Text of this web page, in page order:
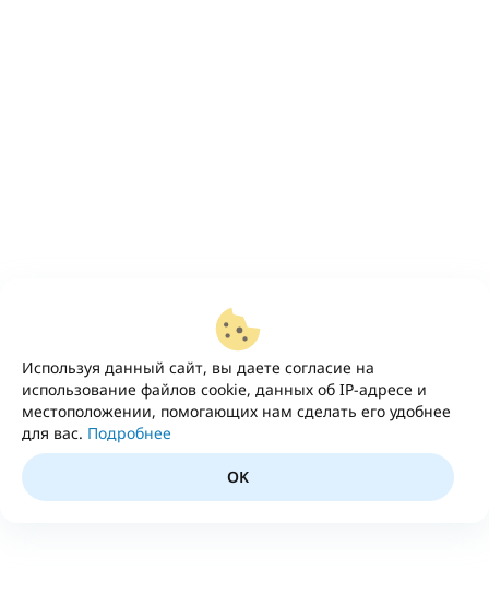
Используя данный сайт, вы даете согласие на
использование файлов cookie, данных об IP-адресе и
местоположении, помогающих нам сделать его удобнее
для вас. Подробнее
OK